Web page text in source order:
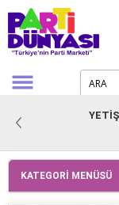
KATEGORI MENÜSÜ